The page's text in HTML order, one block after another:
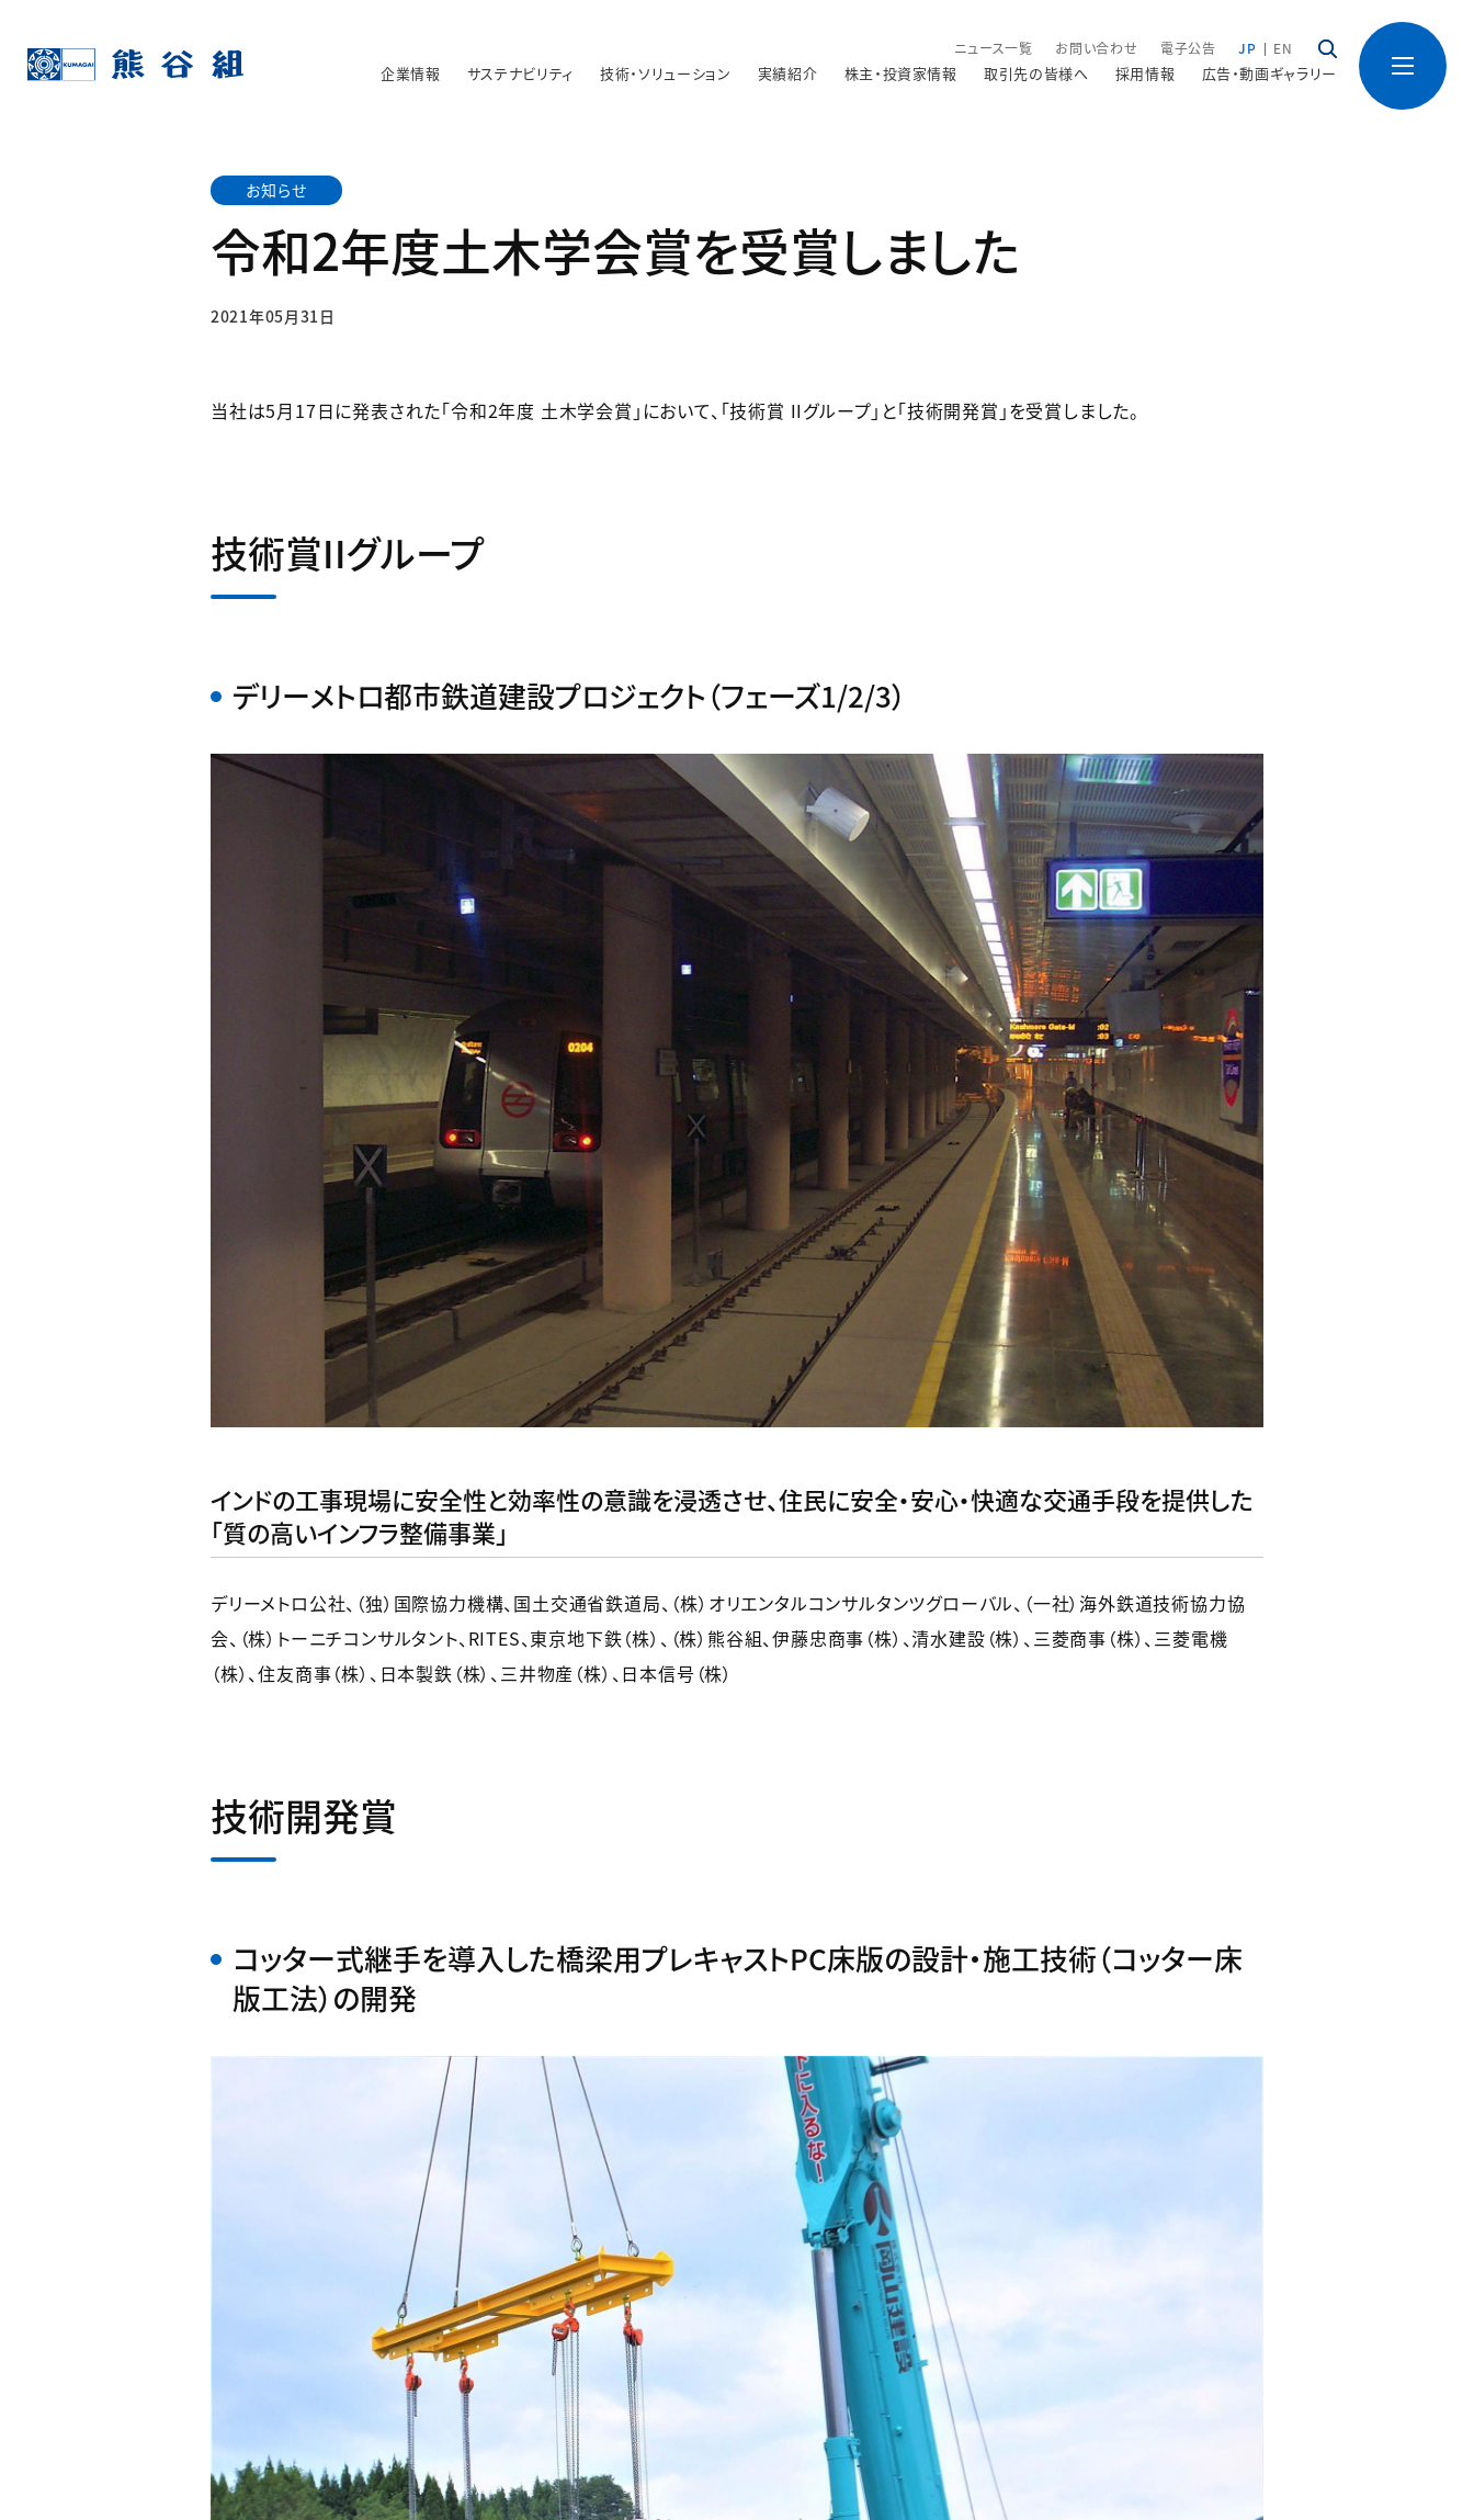
ニュース一覧 お問い合わせ 電子公告 JP EN
企業情報 サステナビリティ 技術・ソリューション 実績紹介 株主・投資家情報 取引先の皆様へ 採用情報 広告・動画ギャラリー
お知らせ
令和2年度土木学会賞を受賞しました
2021年05月31日
当社は5月17日に発表された「令和2年度 土木学会賞」において、「技術賞 IIグループ」と「技術開発賞」を受賞しました。
技術賞IIグループ
デリーメトロ都市鉄道建設プロジェクト（フェーズ1/2/3）
インドの工事現場に安全性と効率性の意識を浸透させ、住民に安全・安心・快適な交通手段を提供した
「質の高いインフラ整備事業」
デリーメトロ公社、（独）国際協力機構、国土交通省鉄道局、（株）オリエンタルコンサルタンツグローバル、（一社）海外鉄道技術協力協
会、（株）トーニチコンサルタント、RITES、東京地下鉄（株）、（株）熊谷組、伊藤忠商事（株）、清水建設（株）、三菱商事（株）、三菱電機
（株）、住友商事（株）、日本製鉄（株）、三井物産（株）、日本信号（株）
技術開発賞
コッター式継手を導入した橋梁用プレキャストPC床版の設計・施工技術（コッター床
版工法）の開発